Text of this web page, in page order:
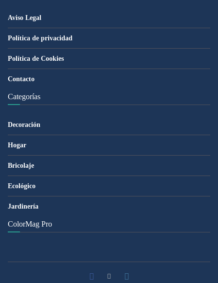
Aviso Legal
Política de privacidad
Política de Cookies
Contacto
Categorías
Decoración
Hogar
Bricolaje
Ecológico
Jardinería
ColorMag Pro